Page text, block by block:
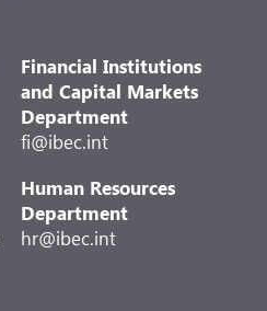
Financial Institutions
and Capital Markets
Department
fi@ibec.int
Human Resources
Department
hr@ibec.int